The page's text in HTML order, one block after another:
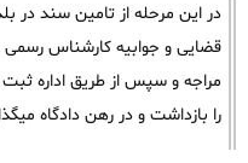
در این مرحله از تامین سند در
قضایی و جوابیه کارشناس
مراجه و سپس از طریق اداره
را بازداشت و در رهن دادگاه